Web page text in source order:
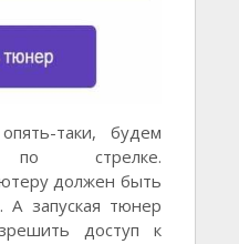
таки, будем
по стрелке.
должен быть
А запуская тюнер
доступ к